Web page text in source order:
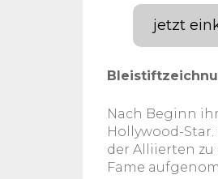
jetzt
Nach Beginn
Hollywood-
der Alliierten
Fame